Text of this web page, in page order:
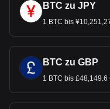
BTC zu JPY
1 BTC bis
BTC zu GBP
1 BTC bis £48,149.6